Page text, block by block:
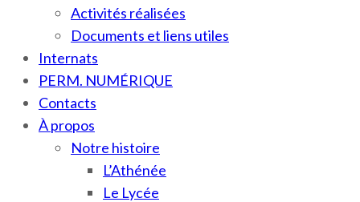
Activités réalisées
Documents et liens utiles
Internats
PERM. NUMÉRIQUE
Contacts
À propos
Notre histoire
L’Athénée
Le Lycée